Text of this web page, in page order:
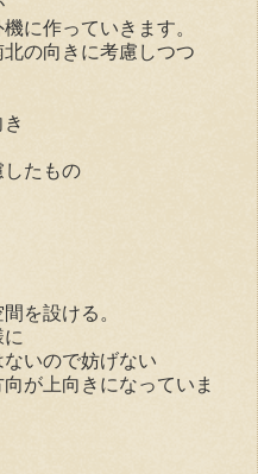
に作っていきます。
の向きに考慮しつつ
たもの
を設ける。
いので妨げない
が上向きになっていま